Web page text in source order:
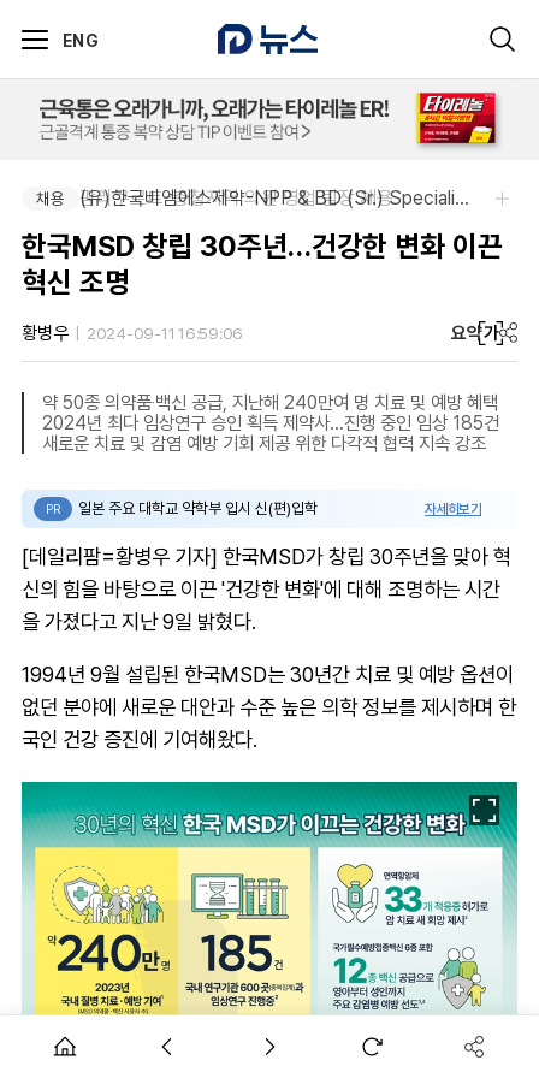
ENG
채용 팜리쿠르트-충청지역 의원 영업 팀장 채용
채용 (유)한국비엠에스제약-NPP & BD (Sr.) Specialist, CSE&BD (Fixed)
한국MSD 창립 30주년…건강한 변화 이끈
혁신 조명
황병우 2024-09-11 16:59:06 요약가
약 50종 의약품‧백신 공급, 지난해 240만여 명 치료 및 예방 혜택
2024년 최다 임상연구 승인 획득 제약사…진행 중인 임상 185건
새로운 치료 및 감염 예방 기회 제공 위한 다각적 협력 지속 강조
PR 일본 주요 대학교 약학부 입시 신(편)입학 자세히보기
[데일리팜=황병우 기자] 한국MSD가 창립 30주년을 맞아 혁
신의 힘을 바탕으로 이끈 '건강한 변화'에 대해 조명하는 시간
을 가졌다고 지난 9일 밝혔다.
1994년 9월 설립된 한국MSD는 30년간 치료 및 예방 옵션이
없던 분야에 새로운 대안과 수준 높은 의학 정보를 제시하며 한
국인 건강 증진에 기여해왔다.